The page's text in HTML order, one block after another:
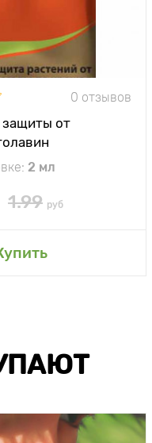
0 отзывов
защиты от
2 мл
1.99 руб